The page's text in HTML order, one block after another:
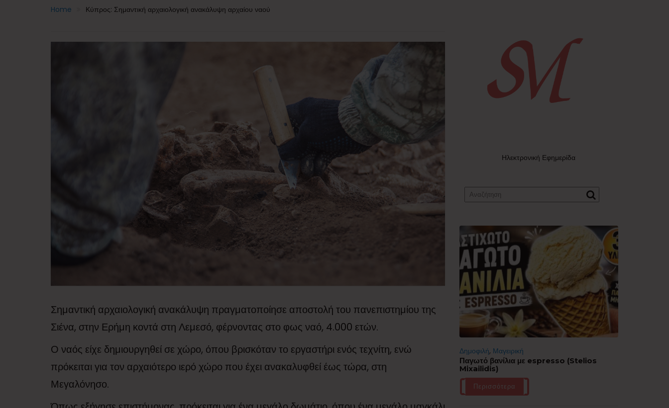
Home Κύπρος: Σημαντική αρχαιολογική ανακάλυψη αρχαίου ναού
Σημαντική αρχαιολογική ανακάλυψη πραγματοποίησε αποστολή του πανεπιστημίου της
Σιένα, στην Ερήμη κοντά στη Λεμεσό, φέρνοντας στο φως ναό, 4.000 ετών.
Ο ναός είχε δημιουργηθεί σε χώρο, όπου βρισκόταν το εργαστήρι ενός τεχνίτη, ενώ
πρόκειται για τον αρχαιότερο ιερό χώρο που έχει ανακαλυφθεί έως τώρα, στη
Μεγαλόνησο.
Ηλεκτρονική Εφημερίδα
Δημοφιλή, Μαγειρική
Παγωτό βανίλια με espresso (Stelios
Mixailidis)
Περισσότερα